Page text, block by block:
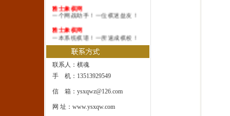
雅士象棋网
一个网战助手！一位棋迷益友！
雅士象棋网
一本系统棋谱！一所速成棋校！
雅士象棋网
一处修身圣地！一座雅士乐园！
联系人：棋魂
手 机：13513929549
信 箱：ysxqwz@126.com
网 址：www.ysxqw.com